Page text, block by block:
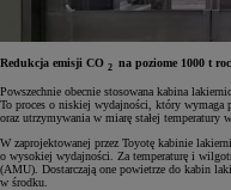
Redukcja emisji CO 2 na poziome 1000 t
Powszechnie obecnie stosowana kabina
To proces o niskiej wydajności, który wymaga
oraz utrzymywania w miarę stałej temperatury
W zaprojektowanej przez Toyotę kabinie
o wysokiej wydajności. Za temperaturę i
(AMU). Dostarczają one powietrze do kabin
w środku.